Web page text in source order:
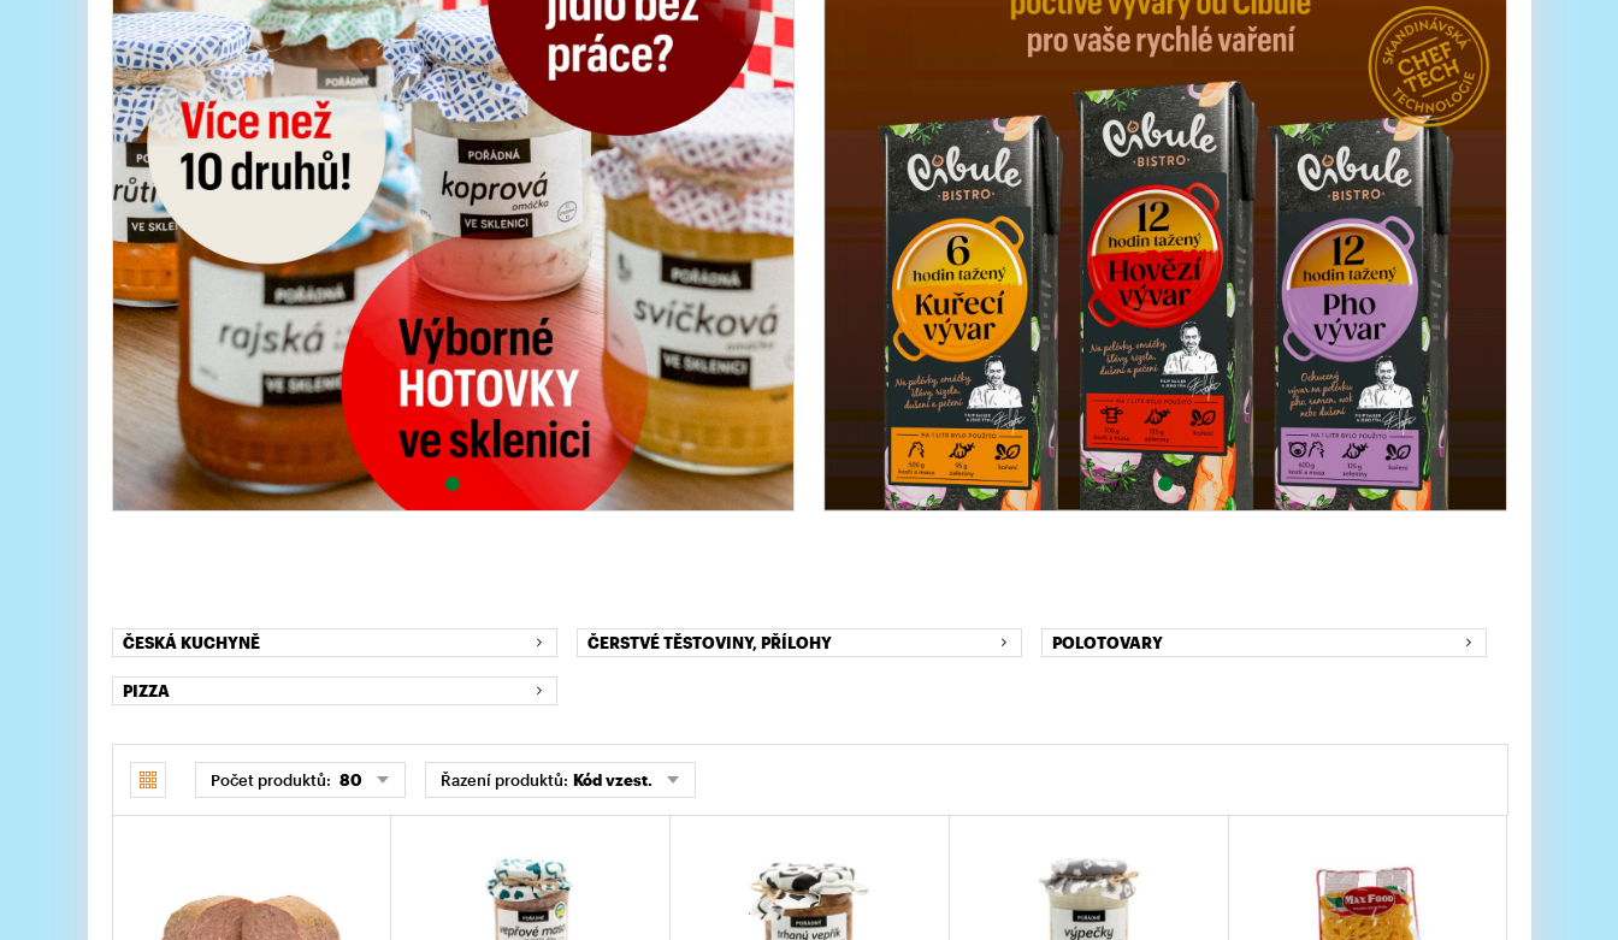
ČESKÁ KUCHYNĚ ČERSTVÉ TĚSTOVINY, PŘÍLOHY POLOTOVARY
PIZZA
Počet produktů: 80 Řazení produktů: Kód vzest.